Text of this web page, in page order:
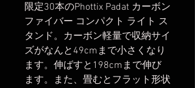
限定30本のPhottix Padat カーボン
ファイバー コンパクト ライト ス
タンド。カーボン軽量で収納サイ
ズがなんと49cmまで小さくなり
ます。伸ばすと198cmまで伸び
ます。また、畳むとフラット形状